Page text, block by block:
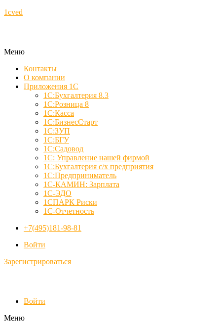
1cved
Меню
Контакты
О компании
Приложения 1С
1С:Бухгалтерия 8.3
1С:Розница 8
1С:Касса
1С:БизнесСтарт
1С:ЗУП
1С:БГУ
1С:Садовод
1С: Управление нашей фирмой
1С:Бухгалтерия с/х предприятия
1С:Предприниматель
1С-КАМИН: Зарплата
1С-ЭДО
1СПАРК Риски
1С-Отчетность
+7(495)181-98-81
Войти
Зарегистрироваться
Войти
Меню